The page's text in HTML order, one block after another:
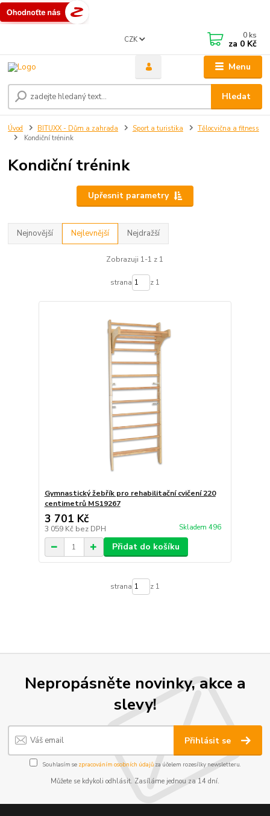
Menu
CZK
Hledat
0 ks
za 0 Kč
Úvod BITUXX - Dům a zahrada Sport a turistika
Tělocvična a fitness
Kondiční trénink
Kondiční trénink
Upřesnit parametry
Nejnovější Nejlevnější Nejdražší
Zobrazuji 1-1 z 1
strana z 1
Gymnastický žebřík pro rehabilitační cvičení 220
centimetrů MS19267
3 701 Kč
3 059 Kč bez DPH Skladem 496
Přidat do košíku
strana z 1
Nepropásněte novinky, akce a
slevy!
Přihlásit se
Souhlasím se zpracováním osobních údajůza účelem rozesílky newsletteru.
Můžete se kdykoli odhlásit. Zasíláme jednou za 14 dní.